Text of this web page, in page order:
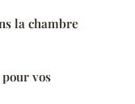
la chambre
vos